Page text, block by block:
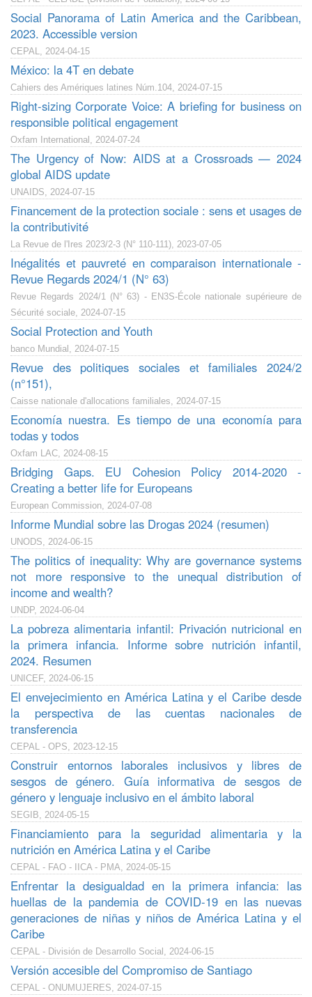
Social Panorama of Latin America and the Caribbean,
2023. Accessible version
CEPAL, 2024-04-15
México: la 4T en debate
Cahiers des Amériques latines Núm.104, 2024-07-15
Right-sizing Corporate Voice: A briefing for business on
responsible political engagement
Oxfam International, 2024-07-24
The Urgency of Now: AIDS at a Crossroads — 2024
global AIDS update
UNAIDS, 2024-07-15
Financement de la protection sociale : sens et usages de
la contributivité
La Revue de l'Ires 2023/2-3 (N° 110-111), 2023-07-05
Inégalités et pauvreté en comparaison internationale -
Revue Regards 2024/1 (N° 63)
Revue Regards 2024/1 (N° 63) - EN3S-École nationale supérieure de
Sécurité sociale, 2024-07-15
Social Protection and Youth
banco Mundial, 2024-07-15
Revue des politiques sociales et familiales 2024/2
(n°151),
Caisse nationale d'allocations familiales, 2024-07-15
Economía nuestra. Es tiempo de una economía para
todas y todos
Oxfam LAC, 2024-08-15
Bridging Gaps. EU Cohesion Policy 2014-2020 -
Creating a better life for Europeans
European Commission, 2024-07-08
Informe Mundial sobre las Drogas 2024 (resumen)
UNODS, 2024-06-15
The politics of inequality: Why are governance systems
not more responsive to the unequal distribution of
income and wealth?
UNDP, 2024-06-04
La pobreza alimentaria infantil: Privación nutricional en
la primera infancia. Informe sobre nutrición infantil,
2024. Resumen
UNICEF, 2024-06-15
El envejecimiento en América Latina y el Caribe desde
la perspectiva de las cuentas nacionales de
transferencia
CEPAL - OPS, 2023-12-15
Construir entornos laborales inclusivos y libres de
sesgos de género. Guía informativa de sesgos de
género y lenguaje inclusivo en el ámbito laboral
SEGIB, 2024-05-15
Financiamiento para la seguridad alimentaria y la
nutrición en América Latina y el Caribe
CEPAL - FAO - IICA - PMA, 2024-05-15
Enfrentar la desigualdad en la primera infancia: las
huellas de la pandemia de COVID-19 en las nuevas
generaciones de niñas y niños de América Latina y el
Caribe
CEPAL - División de Desarrollo Social, 2024-06-15
Versión accesible del Compromiso de Santiago
CEPAL - ONUMUJERES, 2024-07-15